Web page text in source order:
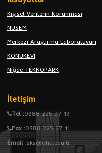
Kişisel Verilerin Korunması
NÜSEM
Merkezi Araştırma Laboratuvarı
KONUKEVİ
Niğde TEKNOPARK
İletişim
Tel :0388 225 27 13
Fax :0388 225 27 11
Email :sks@ohu.edu.tr